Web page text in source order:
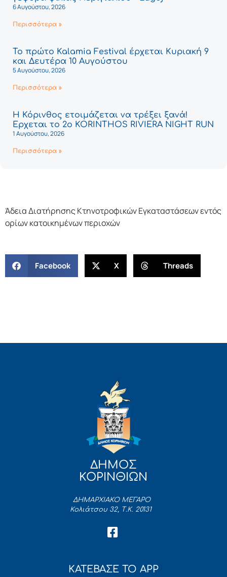
6 Αυγούστου, 2026
Περισσότερα »
Το πρώτο Kalamia Festival έρχεται Κυριακή 9
και Δευτέρα 10 Αυγούστου
5 Αυγούστου, 2026
Περισσότερα »
Η Κόρινθος ετοιμάζεται να τρέξει ξανά!
Έρχεται το 2ο KORINTHOS RIVIERA NIGHT RUN
1 Αυγούστου, 2026
Περισσότερα »
Άδεια Διατήρησης Κτηνοτροφικών Εγκαταστάσεων εντός
ορίων κατοικημένων περιοχών
Facebook X Threads
ΔΗΜΟΣ
ΚΟΡΙΝΘΙΩΝ
ΔΗΜΑΡΧΙΑΚΟ ΜΕΓΑΡΟ
Κολιάτσου 32, Τ.Κ. 20131
ΚΑΤΕΒΑΣΕ ΤΟ APP